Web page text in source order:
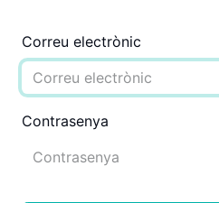
Correu electrònic
Contrasenya